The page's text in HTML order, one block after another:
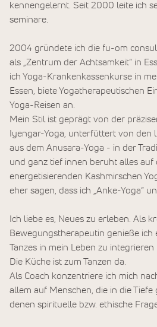
kennengelernt. Seit 2000 leite ich
seminare.
2004 gründete ich die fu-om
als „Zentrum der Achtsamkeit“ in
ich Yoga-Krankenkassenkurse in
Essen, biete Yogatherapeutischen
Yoga-Reisen an.
Mein Stil ist geprägt von der
Iyengar-Yoga, unterfüttert von den
aus dem Anusara-Yoga - in der
und ganz tief innen beruht alles auf
energetisierenden Kashmirschen
eher sagen, dass ich „Anke-Yoga“
Ich liebe es, Neues zu erleben. Als
Bewegungstherapeutin genieße ich
Tanzes in mein Leben zu
Die Küche ist zum Tanzen da.
Als Coach konzentriere ich mich
allem auf Menschen, die in die
denen spirituelle bzw. ethische